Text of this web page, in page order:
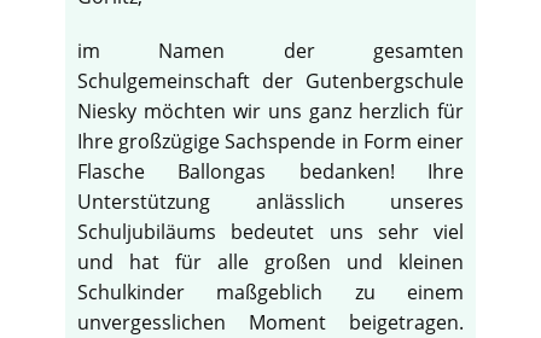
im Namen der gesamten
Schulgemeinschaft der Gutenbergschule
Niesky möchten wir uns ganz herzlich für
Ihre großzügige Sachspende in Form einer
Flasche Ballongas bedanken! Ihre
Unterstützung anlässlich unseres
Schuljubiläums bedeutet uns sehr viel
und hat für alle großen und kleinen
Schulkinder maßgeblich zu einem
unvergesslichen Moment beigetragen.